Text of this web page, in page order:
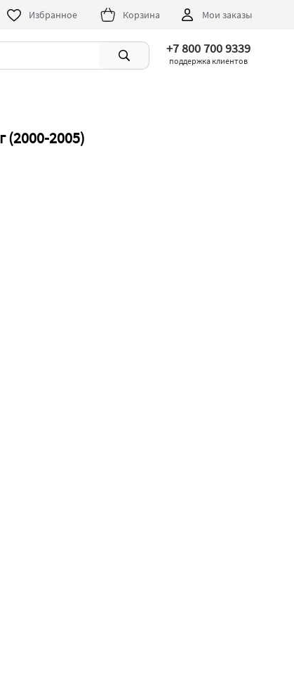
Избранное Корзина Мои заказы
+7 800 700 9339
поддержка клиентов
(2000-2005)